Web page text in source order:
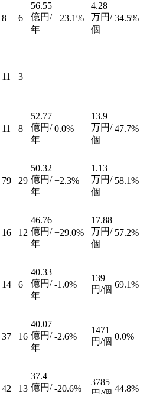
8 6
56.55
億円/
年
+23.1%
4.28
万円/
個
34.5%
11 3
11 8
52.77
億円/
年
0.0%
13.9
万円/
個
47.7%
79 29
50.32
億円/
年
+2.3%
1.13
万円/
個
58.1%
16 12
46.76
億円/
年
+29.0%
17.88
万円/
個
57.2%
14 6
40.33
億円/
年
-1.0%
139
円/個 69.1%
37 16
40.07
億円/
年
-2.6%
1471
円/個 0.0%
42 13
37.4
億円/ -20.6%
3785
44.8%